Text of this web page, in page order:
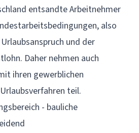
entsandte Arbeitnehmer
also
Urlaubsanspruch und der
. Daher nehmen auch
ihren gewerblichen
teil.
- bauliche